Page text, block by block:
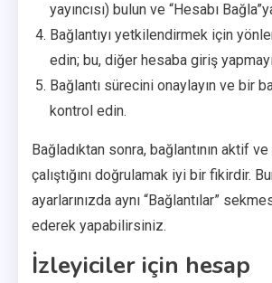
yayıncısı) bulun ve “Hesabı
Bağlantıyı yetkilendirmek için
edin; bu, diğer hesaba giriş
Bağlantı sürecini onaylayın ve bir
kontrol edin.
Bağladıktan sonra, bağlantının aktif
çalıştığını doğrulamak iyi bir fikirdir.
ayarlarınızda aynı “Bağlantılar”
ederek yapabilirsiniz.
İzleyiciler için hesap